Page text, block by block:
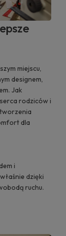
miejscu,
designem,
Jak
rodziców i
dla
i
dzięki
ruchu.